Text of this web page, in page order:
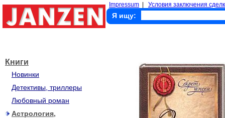
Impressum Условия заключения
Я ищу:
Книги
Новинки
Детективы, триллеры
Любовный роман
Астрология,